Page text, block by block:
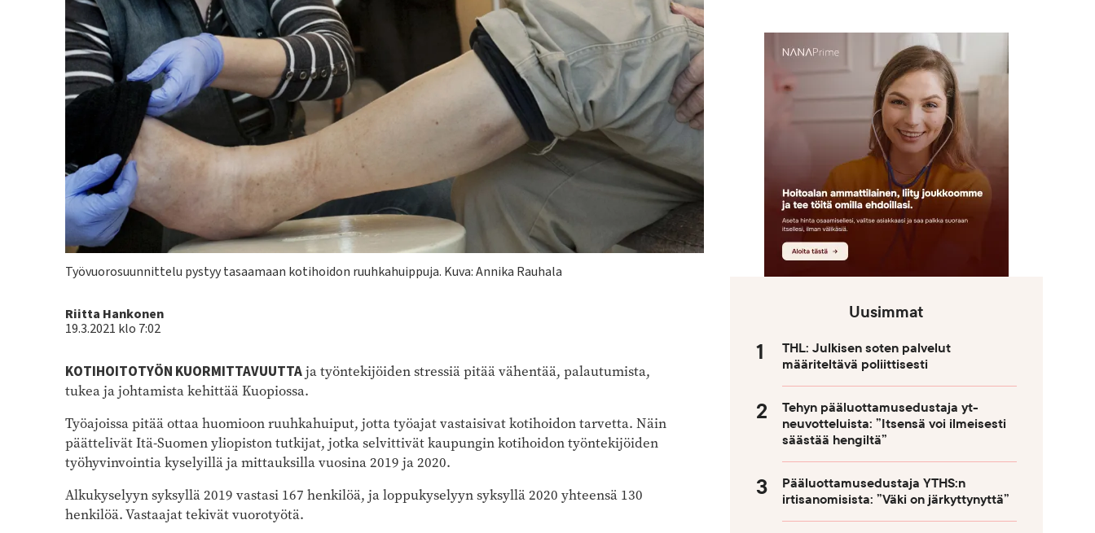
Kuvateksti
Työvuorosuunnittelu pystyy tasaamaan kotihoidon ruuhkahuippuja. Kuva: Annika Rauhala
Kirjoittaja
Riitta Hankonen
19.3.2021 klo 7:02
KOTIHOITOTYÖN KUORMITTAVUUTTAja työntekijöiden stressiä pitää vähentää, palautumista,
tukea ja johtamista kehittää Kuopiossa.
Työajoissa pitää ottaa huomioon ruuhkahuiput, jotta työajat vastaisivat kotihoidon tarvetta. Näin
päättelivät Itä-Suomen yliopiston tutkijat, jotka selvittivät kaupungin kotihoidon työntekijöiden
työhyvinvointia kyselyillä ja mittauksilla vuosina 2019 ja 2020.
Alkukyselyyn syksyllä 2019 vastasi 167 henkilöä, ja loppukyselyyn syksyllä 2020 yhteensä 130
henkilöä. Vastaajat tekivät vuorotyötä.
Uusimmat
THL: Julkisen soten palvelut
määriteltävä poliittisesti
Tehyn pääluottamusedustaja yt-
neuvotteluista: ”Itsensä voi ilmeisesti
säästää hengiltä”
Pääluottamusedustaja YTHS:n
irtisanomisista: ”Väki on järkyttynyttä”